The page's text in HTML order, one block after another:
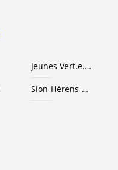
Jeunes Vert.e.x.s
Sion-Hérens-Conthey